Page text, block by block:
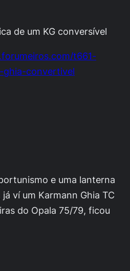
de um KG conversível
t661-
ghia-convertivel
e uma lanterna
ví um Karmann Ghia TC
do Opala 75/79, ficou